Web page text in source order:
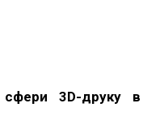
3D-друку в